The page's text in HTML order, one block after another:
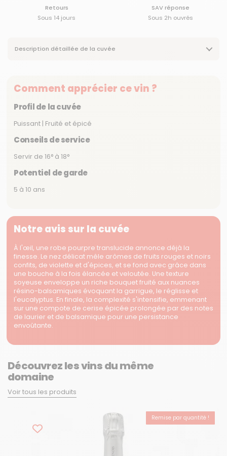
Retours
Sous 14 jours
SAV réponse
Sous 2h ouvrés
Description détaillée de la cuvée
Comment apprécier ce vin ?
Profil de la cuvée
Puissant | Fruité et épicé
Conseils de service
Servir de 16° à 18°
Potentiel de garde
5 à 10 ans
Notre avis sur la cuvée
À l'œil, une robe pourpre translucide annonce déjà la
finesse. Le nez délicat mêle arômes de fruits rouges et noirs
confits, de violette et d'épices, et se fond avec grâce dans
une bouche à la fois élancée et veloutée. Une texture
soyeuse enveloppe un riche bouquet fruité aux nuances
résino-balsamiques évoquant la garrigue, le réglisse et
l'eucalyptus. En finale, la complexité s'intensifie, emmenant
sur une compote de cerise épicée prolongée par des notes
de laurier et de balsamique pour une persistance
envoûtante.
Découvrez les vins du même
domaine
Voir tous les produits
Remise par quantité !
BEST-SELLER